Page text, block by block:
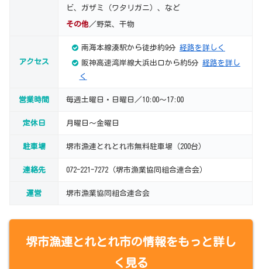
ビ、ガザミ（ワタリガニ）、など
その他／野菜、干物
アクセス
南海本線湊駅から徒歩約9分 経路を詳しく
阪神高速湾岸線大浜出口から約5分 経路を詳し
く
営業時間 毎週土曜日・日曜日／10:00～17:00
定休日 月曜日～金曜日
駐車場 堺市漁連とれとれ市無料駐車場（200台）
連絡先 072-221-7272（堺市漁業協同組合連合会）
運営 堺市漁業協同組合連合会
堺市漁連とれとれ市の情報をもっと詳し
く見る